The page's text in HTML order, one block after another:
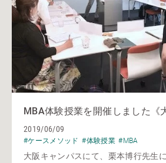
MBA体験授業を開催しました《
2019/06/09
#ケースメソッド #体験授業 #MBA
大阪キャンパスにて、栗本博行先生